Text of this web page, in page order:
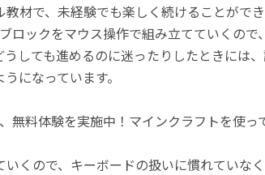
材で、未経験でも楽しく続けることができ
ロックをマウス操作で組み立てていくの
しても進めるのに迷ったりしたときには
になっています。
無料体験を実施中！マインクラフトを使
くので、キーボードの扱いに慣れていな